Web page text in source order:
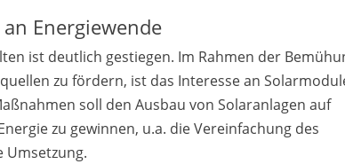
Energiewende
ist deutlich gestiegen. Im Rahmen der
zu fördern, ist das Interesse an
soll den Ausbau von Solaranlagen auf
zu gewinnen, u.a. die Vereinfachung des
Umsetzung.